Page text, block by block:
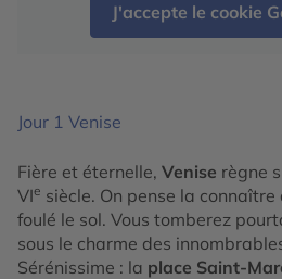
J'accepte le cookie
Jour 1 Venise
Fière et éternelle, Venise règne
VIe siècle. On pense la
foulé le sol. Vous tomberez
sous le charme des
Sérénissime : la place Saint-